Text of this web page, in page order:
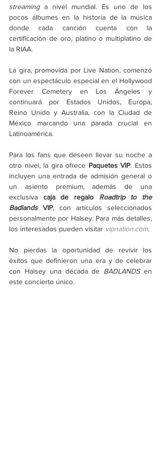
streaming a nivel mundial. Es uno de los
pocos álbumes en la historia de la música
donde cada canción cuenta con la
certificación de oro, platino o multiplatino de
la RIAA.
La gira, promovida por Live Nation, comenzó
con un espectáculo especial en el Hollywood
Forever Cemetery en Los Ángeles y
continuará por Estados Unidos, Europa,
Reino Unido y Australia, con la Ciudad de
México marcando una parada crucial en
Latinoamérica.
Para los fans que deseen llevar su noche a
otro nivel, la gira ofrece Paquetes VIP. Estos
incluyen una entrada de admisión general o
un asiento premium, además de una
exclusiva caja de regalo Roadtrip to the
Badlands VIP, con artículos seleccionados
personalmente por Halsey. Para más detalles,
los interesados pueden visitar vipnation.com.
No pierdas la oportunidad de revivir los
éxitos que definieron una era y de celebrar
con Halsey una década de BADLANDS en
este concierto único.